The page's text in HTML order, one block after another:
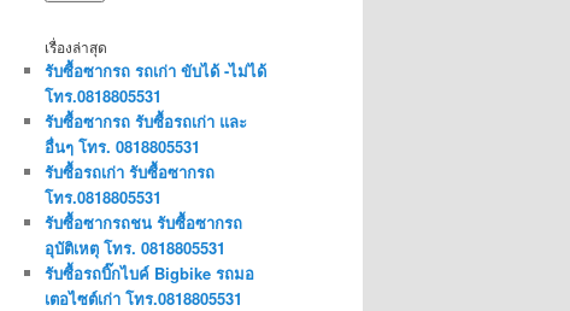
เรื่องล่าสุด
รับซื้อซากรถ รถเก่า ขับได้ -ไม่ได้
โทร.0818805531
รับซื้อซากรถ รับซื้อรถเก่า และ
อื่นๆ โทร. 0818805531
รับซื้อรถเก่า รับซื้อซากรถ
โทร.0818805531
รับซื้อซากรถชน รับซื้อซากรถ
อุบัติเหตุ โทร. 0818805531
รับซื้อรถบิ๊กไบค์ Bigbike รถมอ
เตอไซต์เก่า โทร.0818805531